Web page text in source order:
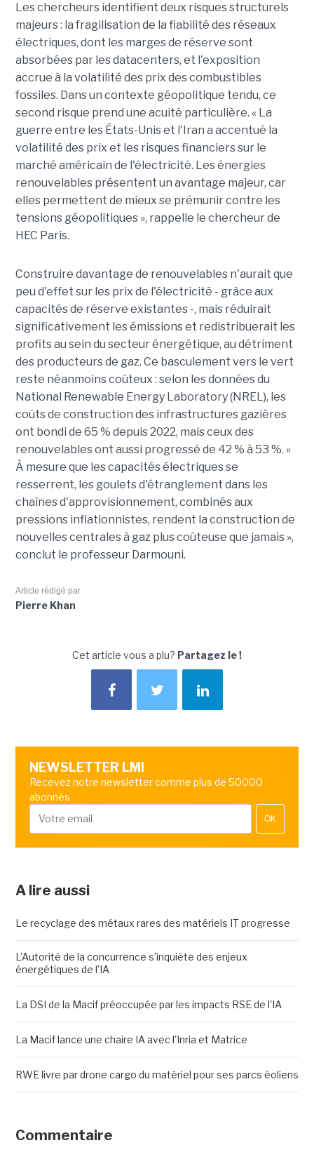
Les chercheurs identifient deux risques structurels
majeurs : la fragilisation de la fiabilité des réseaux
électriques, dont les marges de réserve sont
absorbées par les datacenters, et l'exposition
accrue à la volatilité des prix des combustibles
fossiles. Dans un contexte géopolitique tendu, ce
second risque prend une acuité particulière. « La
guerre entre les États-Unis et l'Iran a accentué la
volatilité des prix et les risques financiers sur le
marché américain de l'électricité. Les énergies
renouvelables présentent un avantage majeur, car
elles permettent de mieux se prémunir contre les
tensions géopolitiques », rappelle le chercheur de
HEC Paris.
Construire davantage de renouvelables n'aurait que
peu d'effet sur les prix de l'électricité - grâce aux
capacités de réserve existantes -, mais réduirait
significativement les émissions et redistribuerait les
profits au sein du secteur énergétique, au détriment
des producteurs de gaz. Ce basculement vers le vert
reste néanmoins coûteux : selon les données du
National Renewable Energy Laboratory (NREL), les
coûts de construction des infrastructures gazières
ont bondi de 65 % depuis 2022, mais ceux des
renouvelables ont aussi progressé de 42 % à 53 %. «
À mesure que les capacités électriques se
resserrent, les goulets d'étranglement dans les
chaînes d'approvisionnement, combinés aux
pressions inflationnistes, rendent la construction de
nouvelles centrales à gaz plus coûteuse que jamais »,
conclut le professeur Darmouni.
Article rédigé par
Pierre Khan
Cet article vous a plu? Partagez le !
NEWSLETTER LMI
Recevez notre newsletter comme plus de 50000
abonnés
OK
A lire aussi
Le recyclage des métaux rares des matériels IT progresse
L'Autorité de la concurrence s'inquiète des enjeux
énergétiques de l'IA
La DSI de la Macif préoccupée par les impacts RSE de l'IA
La Macif lance une chaire IA avec l'Inria et Matrice
RWE livre par drone cargo du matériel pour ses parcs éoliens
Commentaire